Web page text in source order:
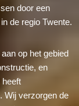
door een
de regio Twente.
op het gebied
en
Wij verzorgen de